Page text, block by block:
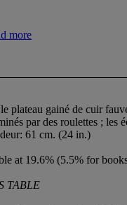
more
plateau gainé de cuir
par des roulettes ; les
61 cm. (24 in.)
at 19.6% (5.5% for
TABLE